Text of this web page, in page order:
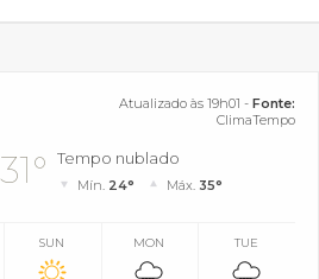
Atualizado às 19h01 - Fonte:
ClimaTempo
31° Tempo nublado
Mín. 24° Máx. 35°
SUN MON TUE